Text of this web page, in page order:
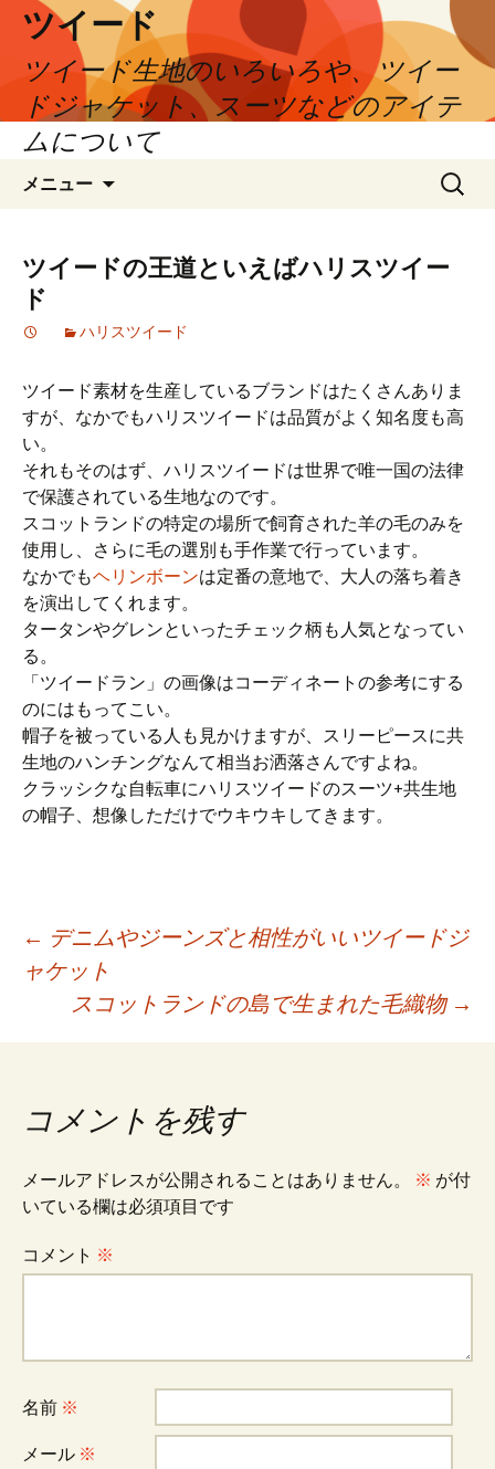
ツイード
ツイード生地のいろいろや、ツイー
ドジャケット、スーツなどのアイテ
ムについて
メニュー
ン
ツ
ス
ッ
プ
検
索:
ツイードの王道といえばハリスツイー
ド
ハリスツイード
ツイード素材を生産しているブランドはたくさんありま
すが、なかでもハリスツイードは品質がよく知名度も高
い。
それもそのはず、ハリスツイードは世界で唯一国の法律
で保護されている生地なのです。
スコットランドの特定の場所で飼育された羊の毛のみを
使用し、さらに毛の選別も手作業で行っています。
なかでもヘリンボーンは定番の意地で、大人の落ち着き
を演出してくれます。
タータンやグレンといったチェック柄も人気となってい
る。
「ツイードラン」の画像はコーディネートの参考にする
のにはもってこい。
帽子を被っている人も見かけますが、スリーピースに共
生地のハンチングなんて相当お洒落さんですよね。
クラッシクな自転車にハリスツイードのスーツ+共生地
の帽子、想像しただけでウキウキしてきます。
投
ビ
ゲ
ー
シ
ョ
← デニムやジーンズと相性がいいツイードジ
ャケット
スコットランドの島で生まれた毛織物 →
コメントを残す
メールアドレスが公開されることはありません。 ※ が付
いている欄は必須項目です
コメント ※
名前 ※
メール ※